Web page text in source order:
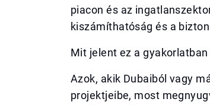
piacon és az
kiszámíthatóság és a
Mit jelent ez a
Azok, akik Dubaiból vagy
projektjeibe, most